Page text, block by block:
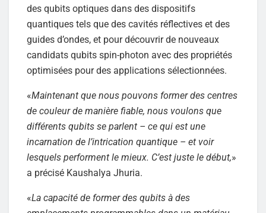
des qubits optiques dans des dispositifs
quantiques tels que des cavités réflectives et des
guides d’ondes, et pour découvrir de nouveaux
candidats qubits spin-photon avec des propriétés
optimisées pour des applications sélectionnées.
«Maintenant que nous pouvons former des centres
de couleur de manière fiable, nous voulons que
différents qubits se parlent – ce qui est une
incarnation de l’intrication quantique – et voir
lesquels performent le mieux. C’est juste le début,»
a précisé Kaushalya Jhuria.
«La capacité de former des qubits à des